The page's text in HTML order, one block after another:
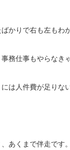
かりで右も左もわ
事務仕事もやらなき
は人件費が足りな
あくまで伴走です。